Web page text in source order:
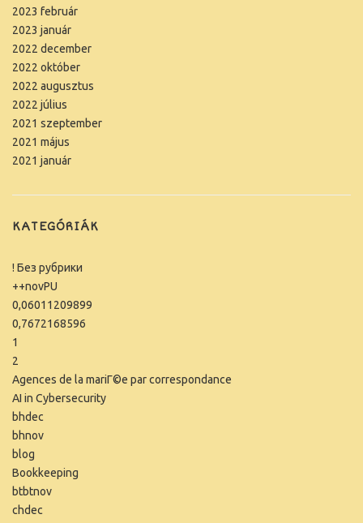
2023 február
2023 január
2022 december
2022 október
2022 augusztus
2022 július
2021 szeptember
2021 május
2021 január
KATEGÓRIÁK
! Без рубрики
++novPU
0,06011209899
0,7672168596
1
2
Agences de la mariГ©e par correspondance
AI in Cybersecurity
bhdec
bhnov
blog
Bookkeeping
btbtnov
chdec